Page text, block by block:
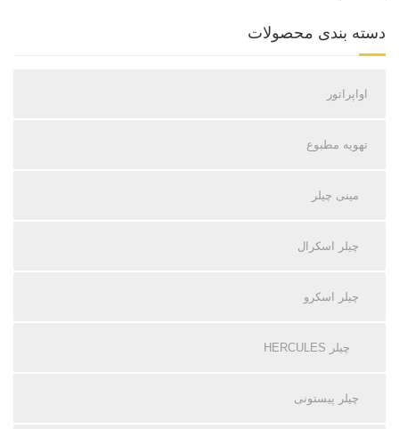
دسته بندی محصولات
اواپراتور
تهویه مطبوع
مینی چیلر
چیلر اسکرال
چیلر اسکرو
چیلر HERCULES
چیلر پیستونی